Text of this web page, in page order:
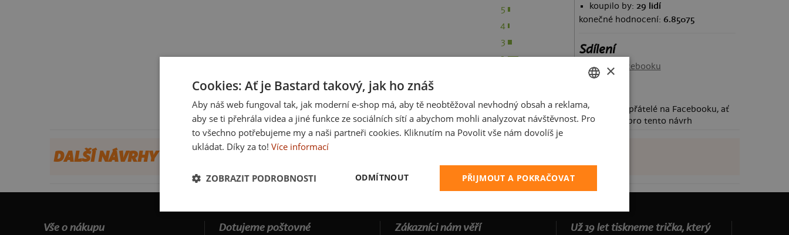
5
4
3
1
koupilo by: 29 lidí
konečné hodnocení: 6.85075
Sdílení
Sdílet na Facebooku
Požádej své přátelé na Facebooku, ať
taky hlasují pro tento návrh
DALŠÍ NÁVRHY OD GROMATOR
Vše o nákupu Dotujeme poštovné Zákazníci nám věří
Už 19 let tiskneme trička, který
CZECH
SLOVAK
×
Cookies: Ať je Bastard takový, jak ho znáš
Aby náš web fungoval tak, jak moderní e-shop má, aby tě neobtěžoval nevhodný obsah a reklama,
aby se ti přehrála videa a jiné funkce ze sociálních sítí a abychom mohli analyzovat návštěvnost. Pro
to všechno potřebujeme my a naši partneři cookies. Kliknutím na Povolit vše nám dovolíš je
ukládat. Díky za to! Více informací
PŘIJMOUT A POKRAČOVAT
ODMÍTNOUT
ZOBRAZIT PODROBNOSTI